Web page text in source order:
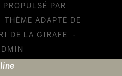
PROPULSÉ PAR
THÈME ADAPTÉ DE
DE LA GIRAFE
·